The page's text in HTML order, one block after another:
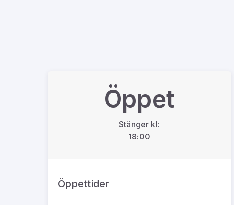
Öppet
Stänger kl:
18:00
Öppettider